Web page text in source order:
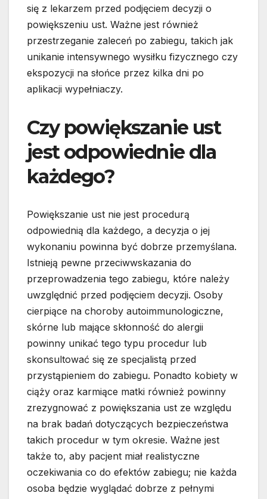
się z lekarzem przed podjęciem decyzji o
powiększeniu ust. Ważne jest również
przestrzeganie zaleceń po zabiegu, takich jak
unikanie intensywnego wysiłku fizycznego czy
ekspozycji na słońce przez kilka dni po
aplikacji wypełniaczy.
Czy powiększanie ust
jest odpowiednie dla
każdego?
Powiększanie ust nie jest procedurą
odpowiednią dla każdego, a decyzja o jej
wykonaniu powinna być dobrze przemyślana.
Istnieją pewne przeciwwskazania do
przeprowadzenia tego zabiegu, które należy
uwzględnić przed podjęciem decyzji. Osoby
cierpiące na choroby autoimmunologiczne,
skórne lub mające skłonność do alergii
powinny unikać tego typu procedur lub
skonsultować się ze specjalistą przed
przystąpieniem do zabiegu. Ponadto kobiety w
ciąży oraz karmiące matki również powinny
zrezygnować z powiększania ust ze względu
na brak badań dotyczących bezpieczeństwa
takich procedur w tym okresie. Ważne jest
także to, aby pacjent miał realistyczne
oczekiwania co do efektów zabiegu; nie każda
osoba będzie wyglądać dobrze z pełnymi